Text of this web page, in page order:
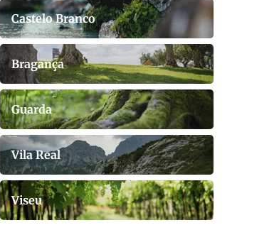
Castelo Branco
Bragança
Guarda
Vila Real
Viseu